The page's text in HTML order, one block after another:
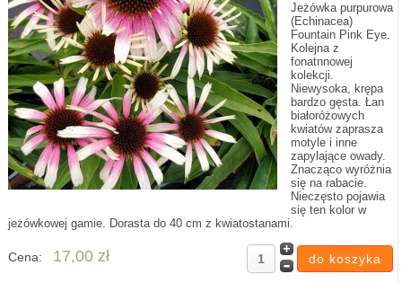
Jeżówka purpurowa
(Echinacea)
Fountain Pink Eye.
Kolejna z
fonatnnowej
kolekcji.
Niewysoka, krępa
bardzo gęsta. Łan
białoróżowych
kwiatów zaprasza
motyle i inne
zapylające owady.
Znacząco wyróżnia
się na rabacie.
Nieczęsto pojawia
się ten kolor w
jeżówkowej gamie. Dorasta do 40 cm z kwiatostanami.
Cena: 17,00 zł